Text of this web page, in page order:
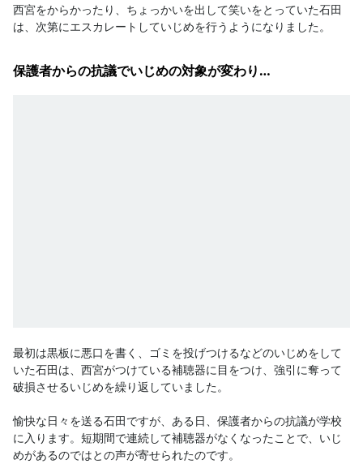
西宮をからかったり、ちょっかいを出して笑いをとっていた石田
は、次第にエスカレートしていじめを行うようになりました。
保護者からの抗議でいじめの対象が変わり…
最初は黒板に悪口を書く、ゴミを投げつけるなどのいじめをして
いた石田は、西宮がつけている補聴器に目をつけ、強引に奪って
破損させるいじめを繰り返していました。
愉快な日々を送る石田ですが、ある日、保護者からの抗議が学校
に入ります。短期間で連続して補聴器がなくなったことで、いじ
めがあるのではとの声が寄せられたのです。